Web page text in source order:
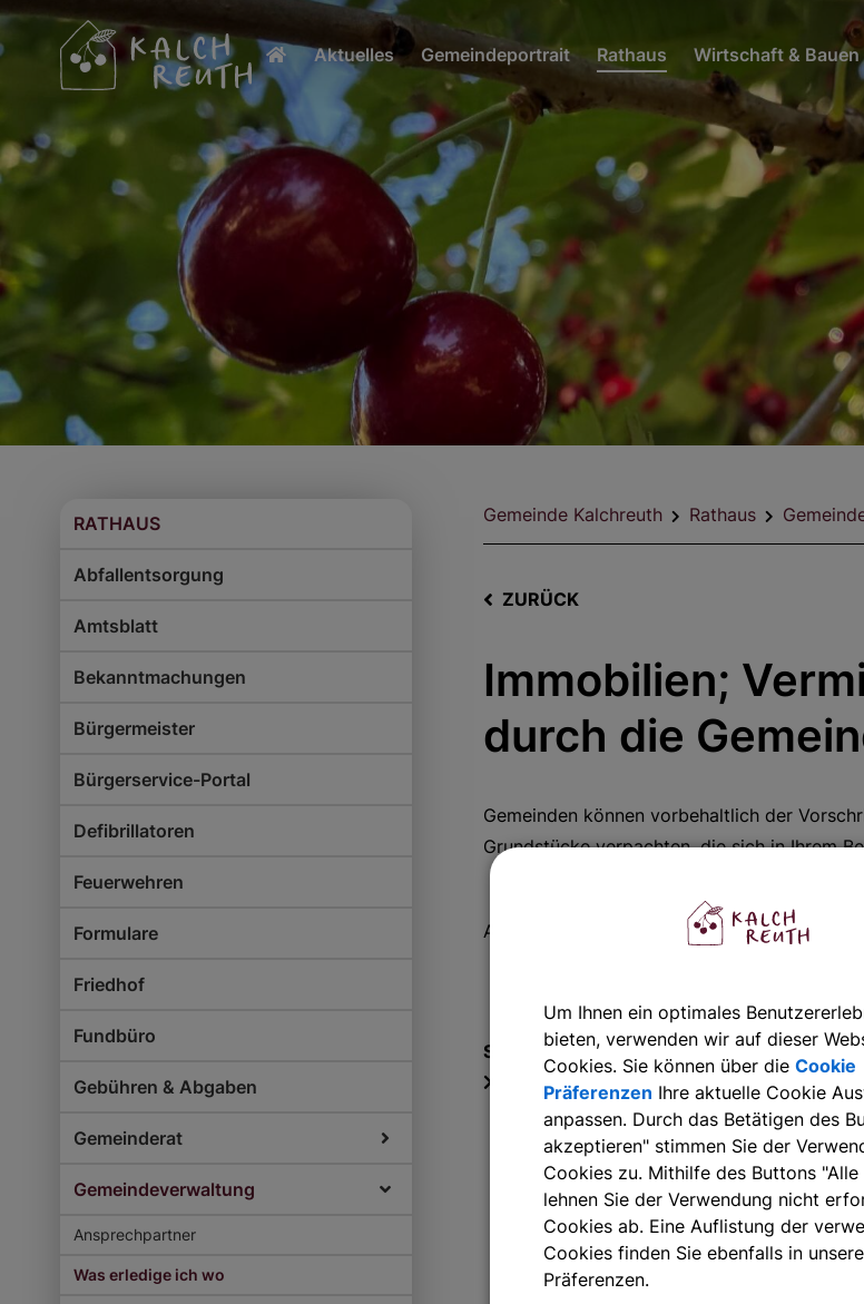
Aktuelles Gemeindeportrait Rathaus Wirtschaft & Bauen
RATHAUS
Abfallentsorgung
Amtsblatt
Bekanntmachungen
Bürgermeister
Bürgerservice-Portal
Defibrillatoren
Feuerwehren
Formulare
Friedhof
Fundbüro
Gebühren & Abgaben
Gemeinderat
Gemeindeverwaltung
Ansprechpartner
Was erledige ich wo
Gemeinde Kalchreuth Rathaus
ZURÜCK
Immobilien;
durch die
Gemeinden können vorbehaltlich der
Grundstücke verpachten, die sich in Ihrem
Auskünfte über gemeindeeigene Miet- bzw.
Sachgebiete
Gemeinde Kalchreuth
Um Ihnen ein optimales
bieten, verwenden wir auf dieser
Cookies. Sie können über die Cookie
Präferenzen Ihre aktuelle Cookie
anpassen. Durch das Betätigen des
akzeptieren" stimmen Sie der
Cookies zu. Mithilfe des Buttons "Alle
lehnen Sie der Verwendung nicht
Cookies ab. Eine Auflistung der
Cookies finden Sie ebenfalls in
Präferenzen.